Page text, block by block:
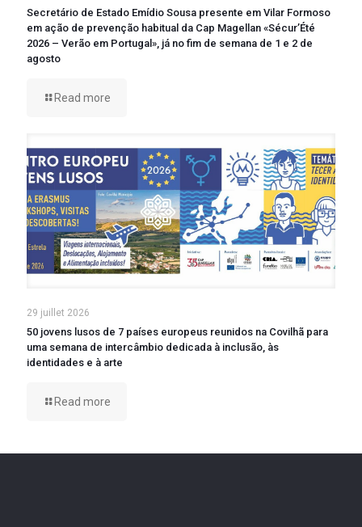
Secretário de Estado Emídio Sousa presente em Vilar Formoso
em ação de prevenção habitual da Cap Magellan «Sécur’Été
2026 – Verão em Portugal», já no fim de semana de 1 e 2 de
agosto
Read more
29 juillet 2026
50 jovens lusos de 7 países europeus reunidos na Covilhã para
uma semana de intercâmbio dedicada à inclusão, às
identidades e à arte
Read more